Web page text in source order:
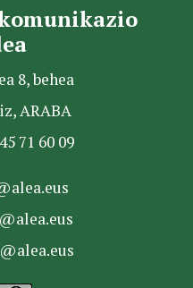
8, behea
ARABA
71 60 09